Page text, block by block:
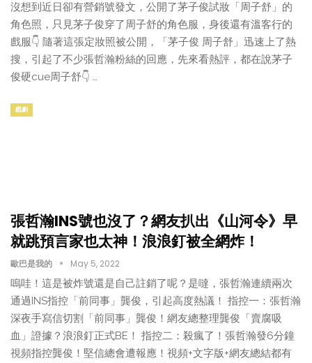
沒想到近日卻有營銷號發文，公開了茅子俊試妝「周子舒」的
角色照，只見茅子俊穿了周子舒的角色服，身後還有溫客行的
戲服👇 隨著這張定妝照被公開，「茅子俊 周子舒」迅速上了熱
搜，引起了不少張哲瀚粉絲的回應，先來看熱評，都在說茅子
俊硬cue周子舒👇 …
戲劇
張哲瀚INS號也沒了？網友扒出《山河令》早
就跳預言家也太神！浪浪釘被全網炸！
歐巴是我的 May 5, 2022
嗚哇！這是被炸號還是自己註銷了呢？是噠，張哲瀚連續兩次
通過INS指控「前同事」龔俊，引起高度熱議！ 指控一：張哲瀚
深夜手寫信切割「前同事」龔俊！網友總整理龔俊「賣腐吸
血」證據？浪浪釘正式BE！ 指控二：殺瘋了！張哲瀚發6分鐘
視頻指控龔俊！堅信總會遭報應！視頻+文字版+網友總結都有